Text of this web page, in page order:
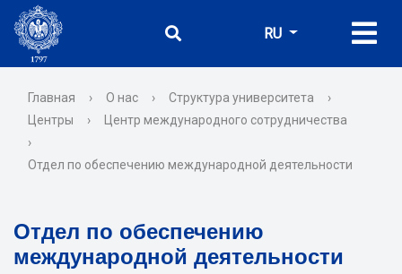
RU
Главная › О нас › Структура университета
›
Центры
›
Центр международного сотрудничества
›
Отдел по обеспечению международной деятельности
Отдел по обеспечению
международной деятельности